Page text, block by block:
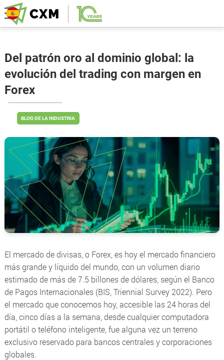
Del patrón oro al dominio global: la
evolución del trading con margen en
Forex
BLOG DE LA INDUSTRIA
El mercado de divisas, o Forex, es hoy el mercado financiero
más grande y líquido del mundo, con un volumen diario
estimado de más de 7.5 billones de dólares, según el Banco
de Pagos Internacionales (BIS, Triennial Survey2022). Pero
el mercado que conocemos hoy, accesible las 24 horas del
día, cinco días a la semana, desde cualquier computadora
portátil o teléfono inteligente, fue alguna vez un terreno
exclusivo reservado para bancos centrales y corporaciones
globales.